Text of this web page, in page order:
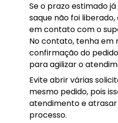
Se o prazo estimado
saque não foi
em contato com o
No contato, tenha em
confirmação do
para agilizar o
Evite abrir várias
mesmo pedido, pois
atendimento e atrasar
processo.